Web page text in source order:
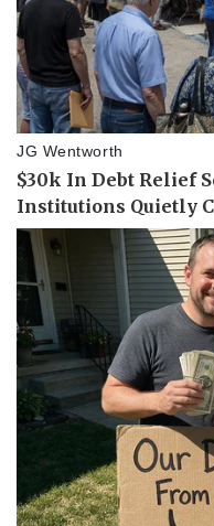
Pháp luật